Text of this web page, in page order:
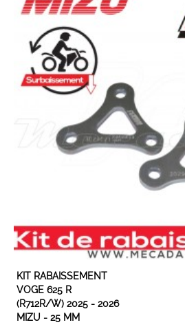
KIT RABAISSEMENT
VOGE 625 R
(R712R/W) 2025 - 2026
MIZU - 25 MM